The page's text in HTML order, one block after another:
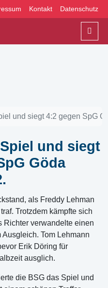
Kontakt Datenschutz
und siegt 4:2 gegen SpG
und siegt
Göda
als Freddy Lehman
Trotzdem kämpfte sich
Richter verwandelte einen
Tom Lehmann
Erik Döring für
ausglich.
die BSG das Spiel und